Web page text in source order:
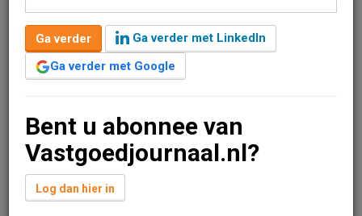
Frans Wiersma
5 mei 2023 om 09:01
3 jaar geleden aangepast
1 minuut leestijd
Eurocommercial Properties heeft in het eerste kwartaal
voornamelijk door huurindexatie.
Verder lezen?
U kunt het artikel niet volledig lezen omdat u nog
Ga verder
Ga verder met LinkedIn
Ga verder met Google
Bent u abonnee van
Vastgoedjournaal.nl?
Log dan hier in